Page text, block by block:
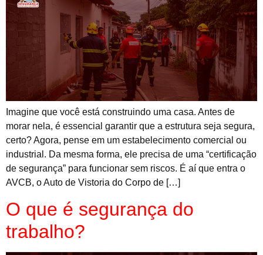
Imagine que você está construindo uma casa. Antes de
morar nela, é essencial garantir que a estrutura seja segura,
certo? Agora, pense em um estabelecimento comercial ou
industrial. Da mesma forma, ele precisa de uma “certificação
de segurança” para funcionar sem riscos. É aí que entra o
AVCB, o Auto de Vistoria do Corpo de […]
O que é segurança do
trabalho?